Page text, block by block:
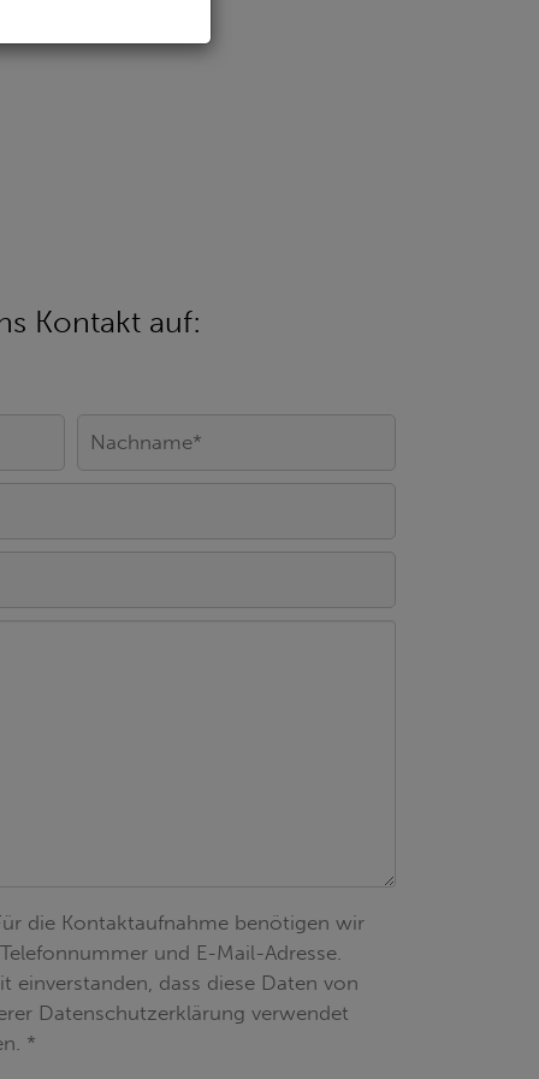
Kontakt auf:
die Kontaktaufnahme benötigen wir
und E-Mail-Adresse.
einverstanden, dass diese Daten von
Datenschutzerklärung verwendet
*